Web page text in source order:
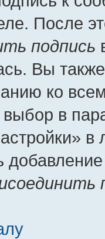
После
подпись
Вы
ко
выбор в